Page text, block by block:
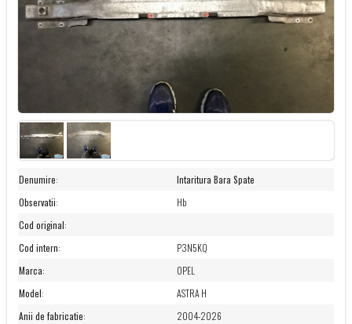
Denumire:
Intaritura Bara Spate
Observatii:
Hb
Cod original:
Cod intern:
P3N5KQ
Marca:
OPEL
Model:
ASTRA H
Anii de fabricatie:
2004-2026